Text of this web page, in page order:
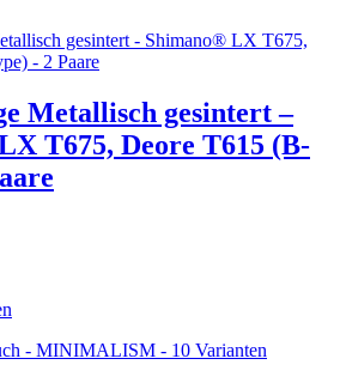
Metallisch gesintert –
T675, Deore T615 (B-